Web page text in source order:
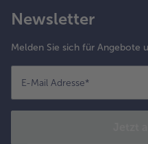
Newsletter
Melden Sie sich für Angebote
E-Mail Adresse*